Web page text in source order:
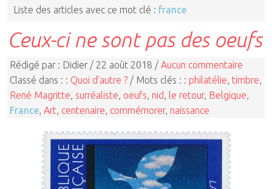
Liste des articles avec ce mot clé : france
Ceux-ci ne sont pas des oeufs
Rédigé par : Didier / 22 août 2018 / Aucun commentaire
Classé dans : : Quoi d'autre ? / Mots clés : : philatélie timbre
René Magritte surréaliste oeufs nid le retour, Belgique
France Art centenaire commémorer, naissance